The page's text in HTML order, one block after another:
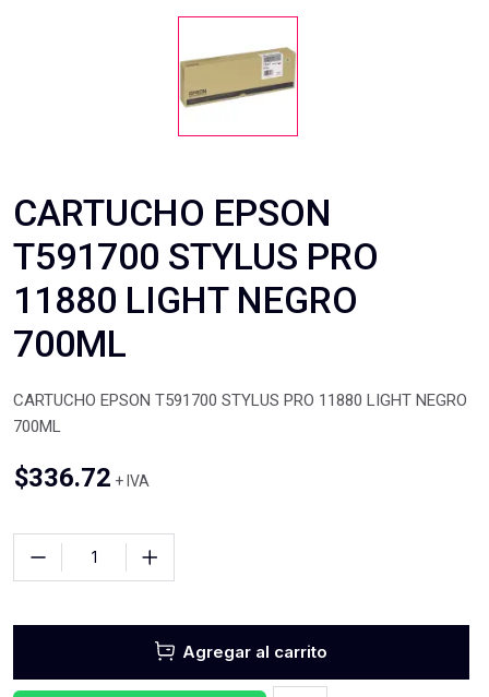
CARTUCHO EPSON
T591700 STYLUS PRO
11880 LIGHT NEGRO
700ML
CARTUCHO EPSON T591700 STYLUS PRO 11880 LIGHT NEGRO
700ML
$336.72 + IVA
Agregar al carrito